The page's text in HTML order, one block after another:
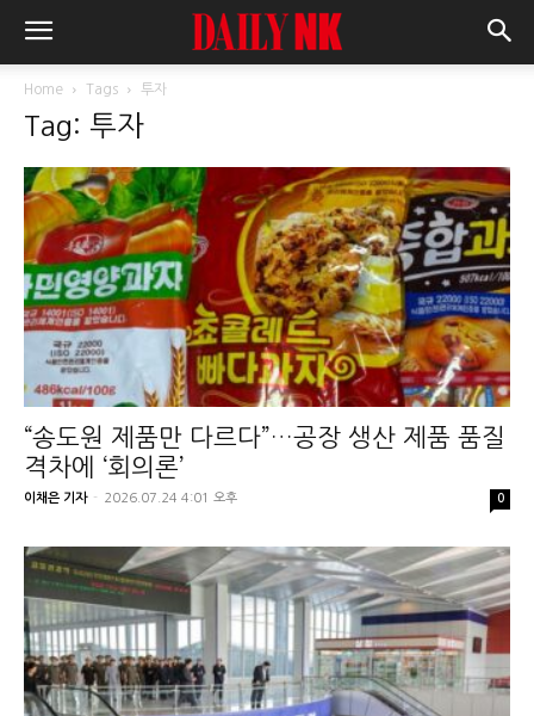
Home Tags 투자
Tag: 투자
“송도원 제품만 다르다”…공장 생산 제품 품질
격차에 ‘회의론’
이채은 기자 - 2026.07.24 4:01 오후 0